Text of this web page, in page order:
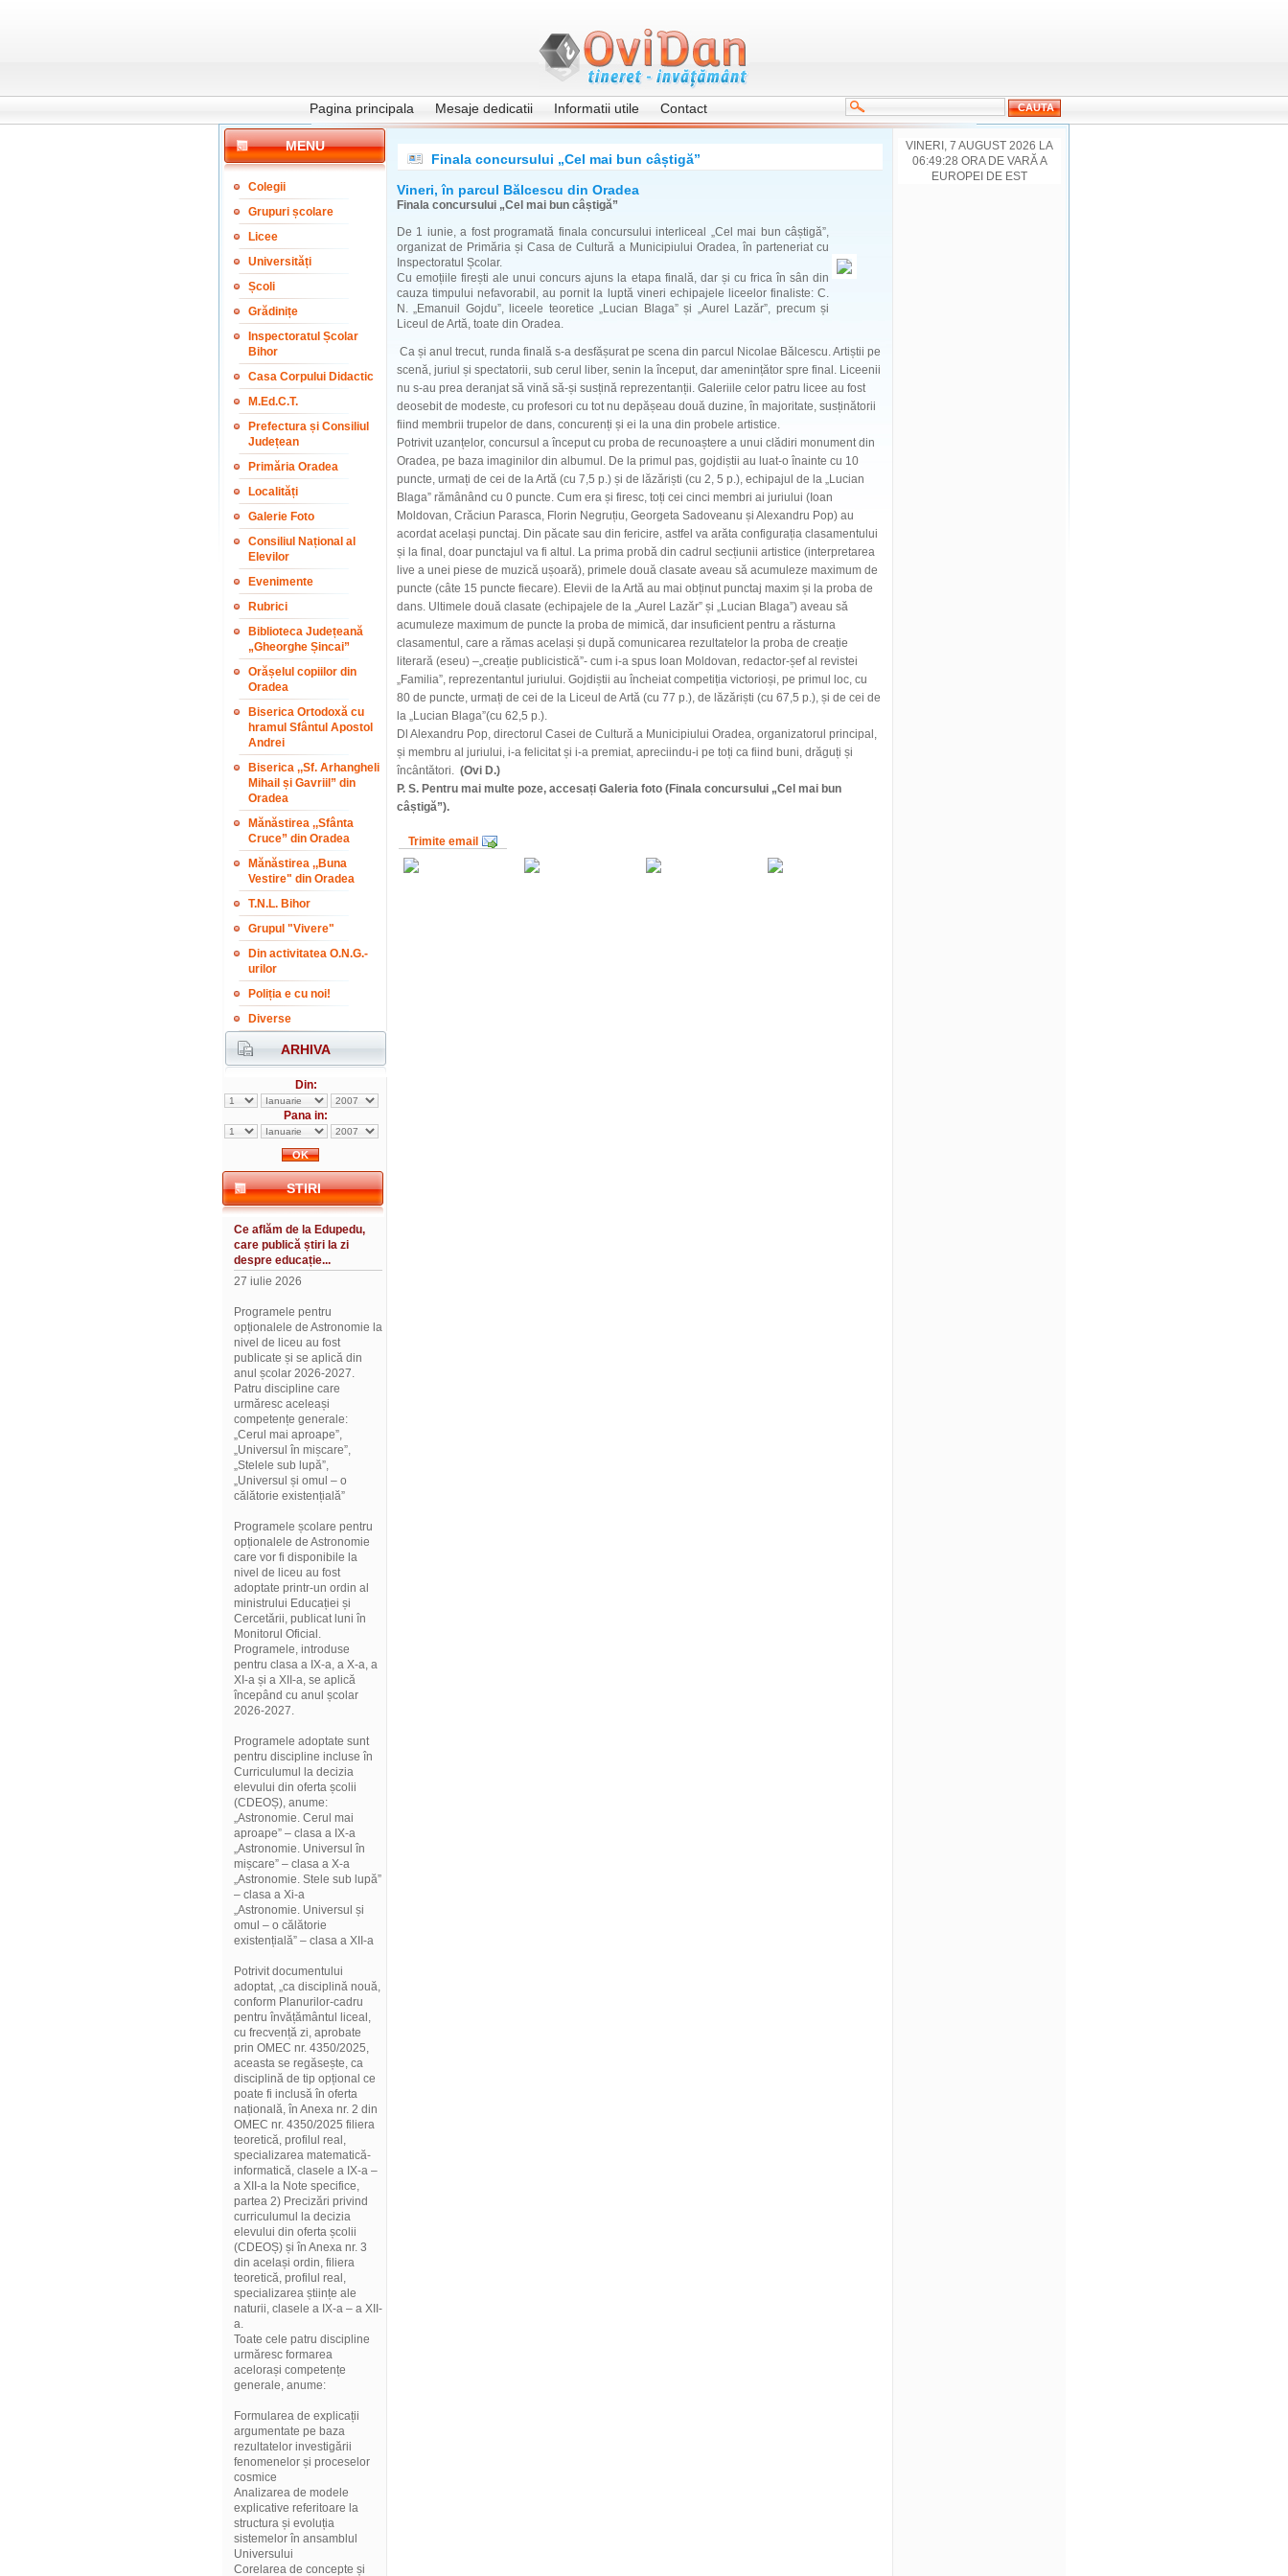
Pagina principala Mesaje dedicatii Informatii utile Contact
MENU
Colegii
Grupuri școlare
Licee
Universități
Școli
Grădinițe
Inspectoratul Școlar
Bihor
Casa Corpului Didactic
M.Ed.C.T.
Prefectura și Consiliul
Județean
Primăria Oradea
Localități
Galerie Foto
Consiliul Național al
Elevilor
Evenimente
Rubrici
Biblioteca Județeană
„Gheorghe Șincai”
Orășelul copiilor din
Oradea
Biserica Ortodoxă cu
hramul Sfântul Apostol
Andrei
Biserica ,,Sf. Arhangheli
Mihail și Gavriil” din
Oradea
Mănăstirea ,,Sfânta
Cruce” din Oradea
Mănăstirea ,,Buna
Vestire" din Oradea
T.N.L. Bihor
Grupul "Vivere"
Din activitatea O.N.G.-
urilor
Poliția e cu noi!
Diverse
ARHIVA
Din:
Pana in:
STIRI
Ce aflăm de la Edupedu,
care publică știri la zi
despre educație...
27 iulie 2026
Programele pentru
opționalele de Astronomie la
nivel de liceu au fost
publicate și se aplică din
anul școlar 2026-2027.
Patru discipline care
urmăresc aceleași
competențe generale:
„Cerul mai aproape”,
„Universul în mișcare”,
„Stelele sub lupă”,
„Universul și omul – o
călătorie existențială”
Programele școlare pentru
opționalele de Astronomie
care vor fi disponibile la
nivel de liceu au fost
adoptate printr-un ordin al
ministrului Educației și
Cercetării, publicat luni în
Monitorul Oficial.
Programele, introduse
pentru clasa a IX-a, a X-a, a
XI-a și a XII-a, se aplică
începând cu anul școlar
2026-2027.
Programele adoptate sunt
pentru discipline incluse în
Curriculumul la decizia
elevului din oferta școlii
(CDEOȘ), anume:
„Astronomie. Cerul mai
aproape” – clasa a IX-a
„Astronomie. Universul în
mișcare” – clasa a X-a
„Astronomie. Stele sub lupă”
– clasa a Xi-a
„Astronomie. Universul și
omul – o călătorie
existențială” – clasa a XII-a
Potrivit documentului
adoptat, „ca disciplină nouă,
conform Planurilor-cadru
pentru învățământul liceal,
cu frecvență zi, aprobate
prin OMEC nr. 4350/2025,
aceasta se regăsește, ca
disciplină de tip opțional ce
poate fi inclusă în oferta
națională, în Anexa nr. 2 din
OMEC nr. 4350/2025 filiera
teoretică, profilul real,
specializarea matematică-
informatică, clasele a IX-a –
a XII-a la Note specifice,
partea 2) Precizări privind
curriculumul la decizia
elevului din oferta școlii
(CDEOȘ) și în Anexa nr. 3
din același ordin, filiera
teoretică, profilul real,
specializarea științe ale
naturii, clasele a IX-a – a XII-
a.
Toate cele patru discipline
urmăresc formarea
acelorași competențe
generale, anume:
Formularea de explicații
argumentate pe baza
rezultatelor investigării
fenomenelor și proceselor
cosmice
Analizarea de modele
explicative referitoare la
structura și evoluția
sistemelor în ansamblul
Universului
Corelarea de concepte și
Finala concursului „Cel mai bun câștigă”
Vineri, în parcul Bălcescu din Oradea
Finala concursului „Cel mai bun câștigă”
De 1 iunie, a fost programată finala concursului interliceal „Cel mai bun câștigă”,
organizat de Primăria și Casa de Cultură a Municipiului Oradea, în parteneriat cu
Inspectoratul Școlar.
Cu emoțiile firești ale unui concurs ajuns la etapa finală, dar și cu frica în sân din
cauza timpului nefavorabil, au pornit la luptă vineri echipajele liceelor finaliste: C.
N. „Emanuil Gojdu”, liceele teoretice „Lucian Blaga” și „Aurel Lazăr”, precum și
Liceul de Artă, toate din Oradea.
Ca și anul trecut, runda finală s-a desfășurat pe scena din parcul Nicolae Bălcescu. Artiștii pe
scenă, juriul și spectatorii, sub cerul liber, senin la început, dar amenințător spre final. Liceenii
nu s-au prea deranjat să vină să-și susțină reprezentanții. Galeriile celor patru licee au fost
deosebit de modeste, cu profesori cu tot nu depășeau două duzine, în majoritate, susținătorii
fiind membrii trupelor de dans, concurenți și ei la una din probele artistice.
Potrivit uzanțelor, concursul a început cu proba de recunoaștere a unui clădiri monument din
Oradea, pe baza imaginilor din albumul. De la primul pas, gojdiștii au luat-o înainte cu 10
puncte, urmați de cei de la Artă (cu 7,5 p.) și de lăzăriști (cu 2, 5 p.), echipajul de la „Lucian
Blaga” rămânând cu 0 puncte. Cum era și firesc, toți cei cinci membri ai juriului (Ioan
Moldovan, Crăciun Parasca, Florin Negruțiu, Georgeta Sadoveanu și Alexandru Pop) au
acordat același punctaj. Din păcate sau din fericire, astfel va arăta configurația clasamentului
și la final, doar punctajul va fi altul. La prima probă din cadrul secțiunii artistice (interpretarea
live a unei piese de muzică ușoară), primele două clasate aveau să acumuleze maximum de
puncte (câte 15 puncte fiecare). Elevii de la Artă au mai obținut punctaj maxim și la proba de
dans. Ultimele două clasate (echipajele de la „Aurel Lazăr” și „Lucian Blaga”) aveau să
acumuleze maximum de puncte la proba de mimică, dar insuficient pentru a răsturna
clasamentul, care a rămas același și după comunicarea rezultatelor la proba de creație
literară (eseu) –„creație publicistică”- cum i-a spus Ioan Moldovan, redactor-șef al revistei
„Familia”, reprezentantul juriului. Gojdiștii au încheiat competiția victorioși, pe primul loc, cu
80 de puncte, urmați de cei de la Liceul de Artă (cu 77 p.), de lăzăriști (cu 67,5 p.), și de cei de
la „Lucian Blaga”(cu 62,5 p.).
Dl Alexandru Pop, directorul Casei de Cultură a Municipiului Oradea, organizatorul principal,
și membru al juriului, i-a felicitat și i-a premiat, apreciindu-i pe toți ca fiind buni, drăguți și
încântători. (Ovi D.)
P. S. Pentru mai multe poze, accesați Galeria foto (Finala concursului „Cel mai bun
câștigă”).
Trimite email
VINERI, 7 AUGUST 2026 LA
06:49:28 ORA DE VARĂ A
EUROPEI DE EST